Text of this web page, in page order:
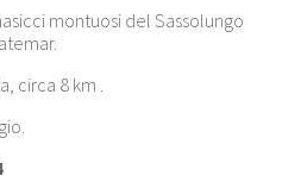
montuosi del Sassolungo
circa 8 km .